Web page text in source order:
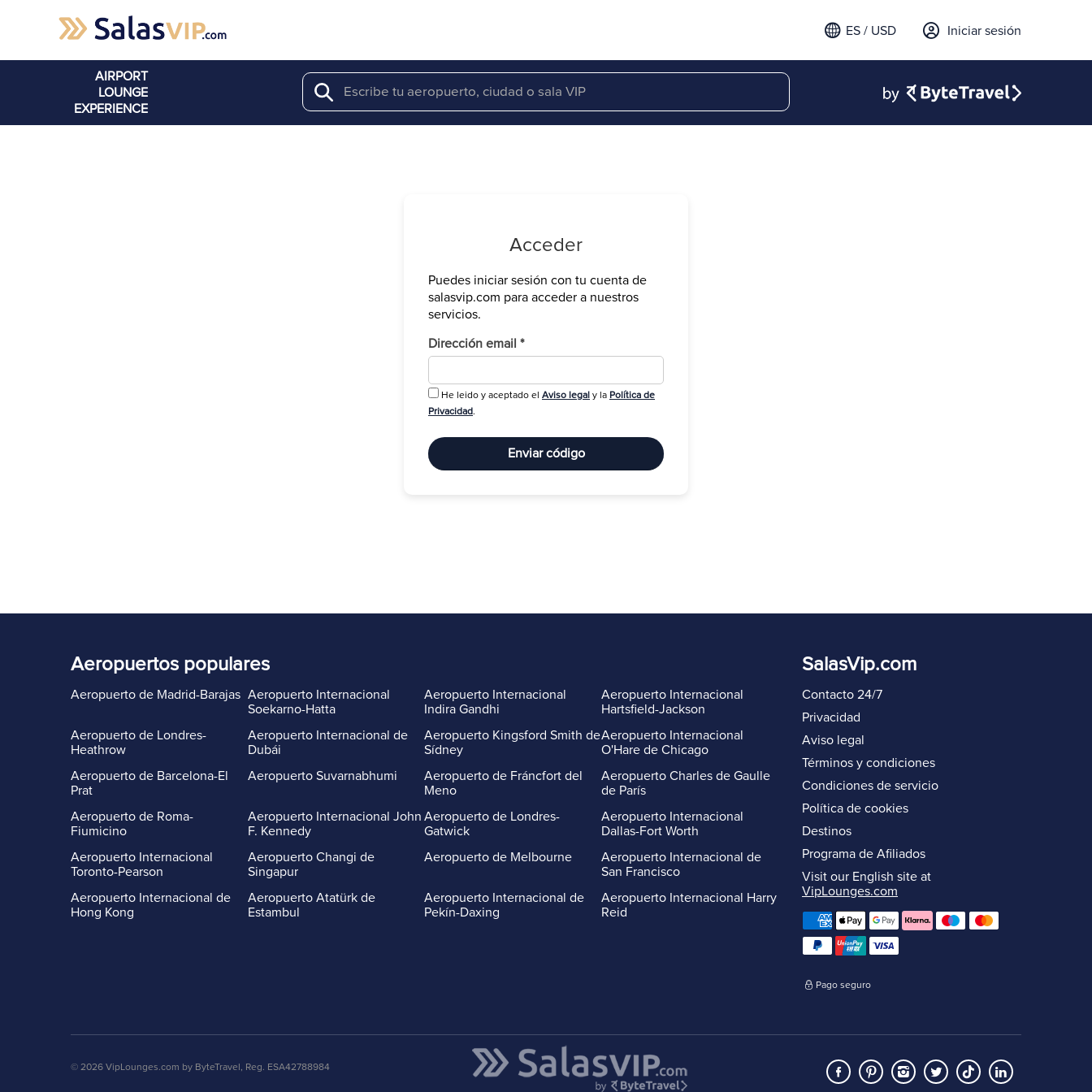
Iniciar sesión
ES / USD
AIRPORT
LOUNGE
EXPERIENCE
Search
Acceder
Puedes iniciar sesión con tu cuenta de
salasvip.com para acceder a nuestros
servicios.
Dirección email *Obligatorio
He leido y aceptado el Aviso legal y la Política de
Privacidad.
Enviar código
Aeropuertos populares
Aeropuerto de Madrid-Barajas
Aeropuerto de Londres-
Heathrow
Aeropuerto de Barcelona-El
Prat
Aeropuerto de Roma-
Fiumicino
Aeropuerto Internacional
Toronto-Pearson
Aeropuerto Internacional de
Hong Kong
Aeropuerto Internacional
Soekarno-Hatta
Aeropuerto Internacional de
Dubái
Aeropuerto Suvarnabhumi
Aeropuerto Internacional John
F. Kennedy
Aeropuerto Changi de
Singapur
Aeropuerto Atatürk de
Estambul
Aeropuerto Internacional
Indira Gandhi
Aeropuerto Kingsford Smith de
Sídney
Aeropuerto de Fráncfort del
Meno
Aeropuerto de Londres-
Gatwick
Aeropuerto de Melbourne
Aeropuerto Internacional de
Pekín-Daxing
Aeropuerto Internacional
Hartsfield-Jackson
Aeropuerto Internacional
O'Hare de Chicago
Aeropuerto Charles de Gaulle
de París
Aeropuerto Internacional
Dallas-Fort Worth
Aeropuerto Internacional de
San Francisco
Aeropuerto Internacional Harry
Reid
SalasVip.com
Contacto 24/7
Privacidad
Aviso legal
Términos y condiciones
Condiciones de servicio
Política de cookies
Destinos
Programa de Afiliados
Visit our English site at
VipLounges.com
Pago seguro
© 2026 VipLounges.com by ByteTravel, Reg. ESA42788984